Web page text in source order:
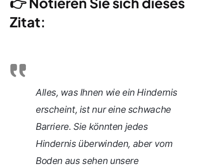
Zitat:
Alles, was Ihnen wie ein Hindernis
erscheint, ist nur eine schwache
Barriere. Sie könnten jedes
Hindernis überwinden, aber vom
Boden aus sehen unsere